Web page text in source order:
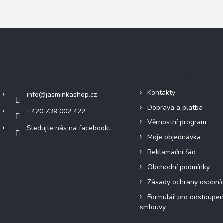
info@jasminkashop.cz
+420 739 002 422
Sledujte nás na facebooku
Kontakty
Doprava a platba
Věrnostní program
Moje objednávka
Reklamační řád
Obchodní podmínky
Zásady ochrany
Formulář pro
smlouvy